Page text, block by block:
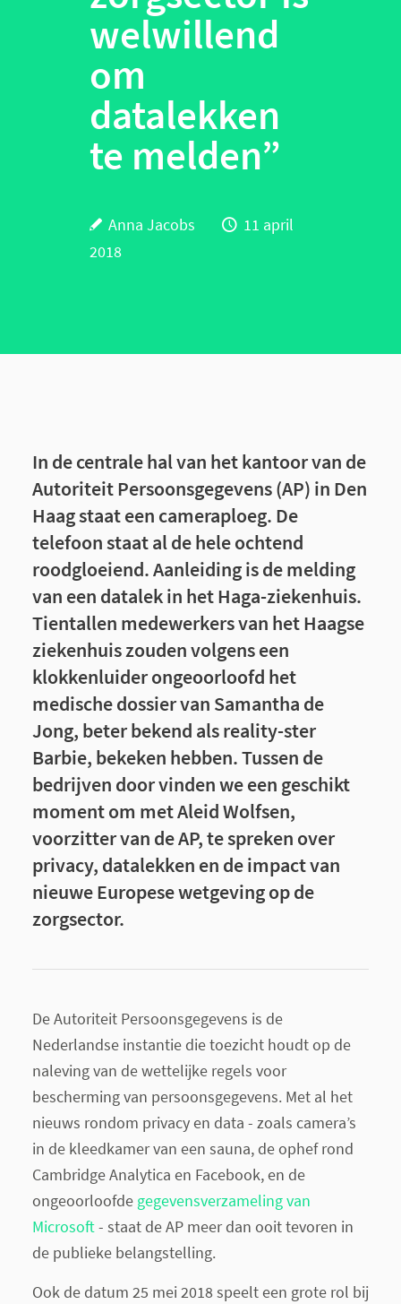
welwillend
om
datalekken
te melden”
Anna Jacobs
11 april
2018
In de centrale hal van het kantoor van de
Autoriteit Persoonsgegevens (AP) in Den
Haag staat een cameraploeg. De
telefoon staat al de hele ochtend
roodgloeiend. Aanleiding is de melding
van een datalek in het Haga-ziekenhuis.
Tientallen medewerkers van het Haagse
ziekenhuis zouden volgens een
klokkenluider ongeoorloofd het
medische dossier van Samantha de
Jong, beter bekend als reality-ster
Barbie, bekeken hebben. Tussen de
bedrijven door vinden we een geschikt
moment om met Aleid Wolfsen,
voorzitter van de AP, te spreken over
privacy, datalekken en de impact van
nieuwe Europese wetgeving op de
zorgsector.
De Autoriteit Persoonsgegevens is de
Nederlandse instantie die toezicht houdt op de
naleving van de wettelijke regels voor
bescherming van persoonsgegevens. Met al het
nieuws rondom privacy en data - zoals camera’s
in de kleedkamer van een sauna, de ophef rond
Cambridge Analytica en Facebook, en de
ongeoorloofde gegevensverzameling van
Microsoft- staat de AP meer dan ooit tevoren in
de publieke belangstelling.
Ook de datum 25 mei 2018 speelt een grote rol bij